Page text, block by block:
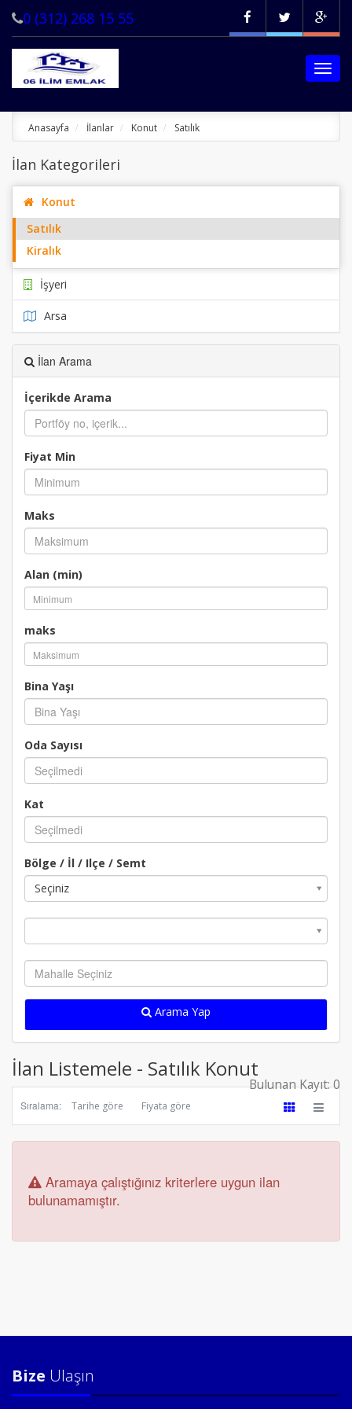
0 (312) 268 15 55
ANASAYFA
İLANLAR
KREDİ HESAPLAMA
İLETİŞİM
Anasayfa İlanlar Konut Satılık
İlan Kategorileri
Konut
Satılık
Kiralık
İşyeri
Satılık
Kiralık
Arsa
İlan Arama
İçerikde Arama
Fiyat Min
Maks
Alan (min)
maks
Bina Yaşı
Bina Yaşı
Oda Sayısı
Oda Sayısı
Kat
Bölge / İl / Ilçe / Semt
Seçiniz
Arama Yap
İlan Listemele - Satılık Konut
Bulunan Kayıt: 0
Sıralama: Tarihe göre Fiyata göre
Aramaya çalıştığınız kriterlere uygun ilan
bulunamamıştır.
Bize Ulaşın